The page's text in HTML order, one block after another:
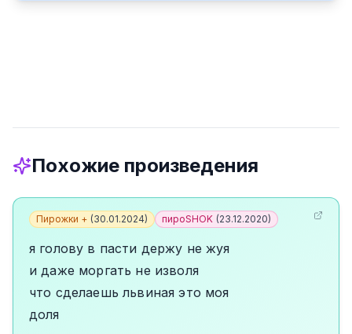
Похожие произведения
Пирожки + (30.01.2024) пироSHOK (23.12.2020)
я голову в пасти держу не жуя
и даже моргать не изволя
что сделаешь львиная это моя
доля